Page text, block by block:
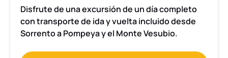
Disfrute de una excursión de un día completo
con transporte de ida y vuelta incluido desde
Sorrento a Pompeya y el Monte Vesubio.